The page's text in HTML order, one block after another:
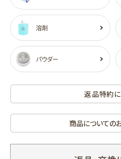
溶剤
パウダー
返品特約
商品についての